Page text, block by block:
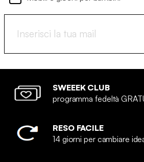
SWEEEK CLUB
programma fedeltà
RESO FACILE
14 giorni per cambiare